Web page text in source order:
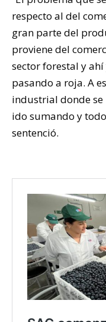
respecto al del
gran parte del
proviene del
sector forestal y
pasando a roja. A
industrial donde
ido sumando y
sentenció.